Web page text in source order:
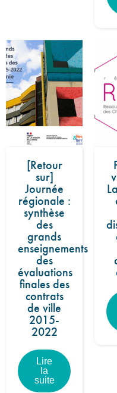
[Retour
sur]
Journée
régionale :
synthèse
des
grands
enseignements
des
évaluations
finales des
contrats
de ville
2015-
2022
Lire
la
suite